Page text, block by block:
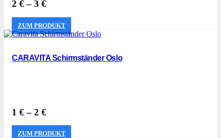
2 €– 3 €
ZUM PRODUKT
CARAVITA Schirmständer Oslo
1 €– 2 €
ZUM PRODUKT